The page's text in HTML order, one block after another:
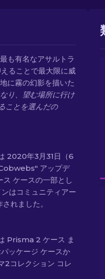
も有名なアサルトラ
ることで最大限に威
に霧の幻影を描いた
り、望む場所に行け
ことを選んだの
年3月31日（6
アップデ
ケースの一部とし
はコミュニティアー
れました。
2 ケース ま
ッケージ ケースか
2コレクション コレ